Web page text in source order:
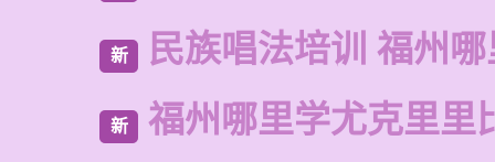
新 民族唱法培训 福州
新 福州哪里学尤克里里